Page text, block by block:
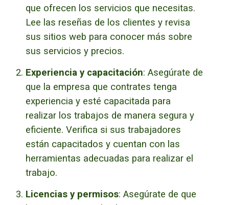
que ofrecen los servicios que necesitas.
Lee las reseñas de los clientes y revisa
sus sitios web para conocer más sobre
sus servicios y precios.
Experiencia y capacitación: Asegúrate de
que la empresa que contrates tenga
experiencia y esté capacitada para
realizar los trabajos de manera segura y
eficiente. Verifica si sus trabajadores
están capacitados y cuentan con las
herramientas adecuadas para realizar el
trabajo.
Licencias y permisos: Asegúrate de que